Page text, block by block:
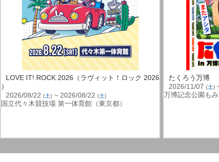
LOVE IT! ROCK 2026（ラヴィット！ロック 2026
）
2026/08/22 (土) ~ 2026/08/22 (土)
国立代々木競技場 第一体育館（東京都）
たくろう万博
2026/11/07 (土)
万博記念公園も